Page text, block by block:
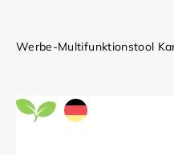
Werbe-Multifunktionstool